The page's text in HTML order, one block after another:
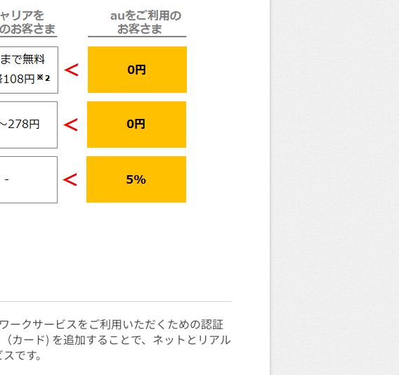
ークサービスをご利用いただくための認証
カード) を追加することで、ネットとリアル
です。